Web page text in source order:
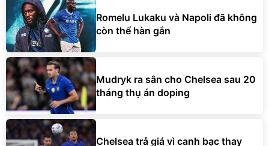
Romelu Lukaku và Napoli đã không
còn thể hàn gắn
Mudryk ra sân cho Chelsea sau 20
tháng thụ án doping
Chelsea trả giá vì canh bạc thay